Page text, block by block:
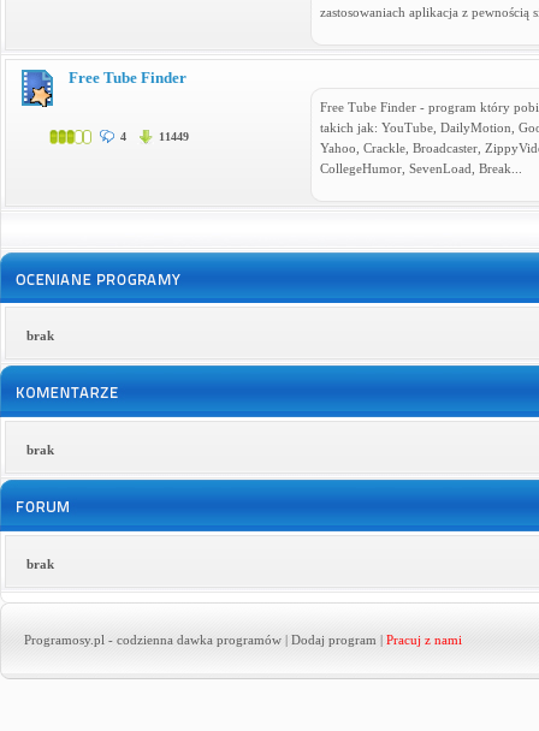
zastosowaniach aplikacja z pewnością
Free Tube Finder - program który
takich jak: YouTube, DailyMotion,
Yahoo, Crackle, Broadcaster,
CollegeHumor, SevenLoad, Break...
Free Tube Finder
4 11449
brak
brak
brak
Programosy.pl - codzienna dawka programów | Dodaj program | Pracuj z nami